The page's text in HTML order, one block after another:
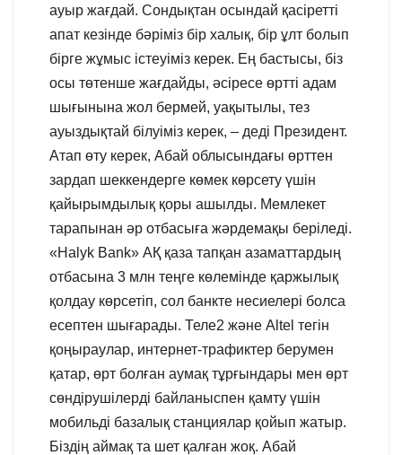
ауыр жағдай. Сондықтан осындай қасіретті
апат кезінде бәріміз бір халық, бір ұлт болып
бірге жұмыс істеуіміз керек. Ең бастысы, біз
осы төтенше жағдайды, әсіресе өртті адам
шығынына жол бермей, уақытылы, тез
ауыздықтай білуіміз керек, – деді Президент.
Атап өту керек, Абай облысындағы өрттен
зардап шеккендерге көмек көрсету үшін
қайырымдылық қоры ашылды. Мемлекет
тарапынан әр отбасыға жәрдемақы беріледі.
«Halyk Bank» АҚ қаза тапқан азаматтардың
отбасына 3 млн теңге көлемінде қаржылық
қолдау көрсетіп, сол банкте несиелері болса
есептен шығарады. Теле2 және Altel тегін
қоңыраулар, интернет-трафиктер берумен
қатар, өрт болған аумақ тұрғындары мен өрт
сөндірушілерді байланыспен қамту үшін
мобильді базалық станциялар қойып жатыр.
Біздің аймақ та шет қалған жоқ. Абай